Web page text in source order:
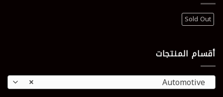
Sold Out
أقسام المنتجات
Automotive